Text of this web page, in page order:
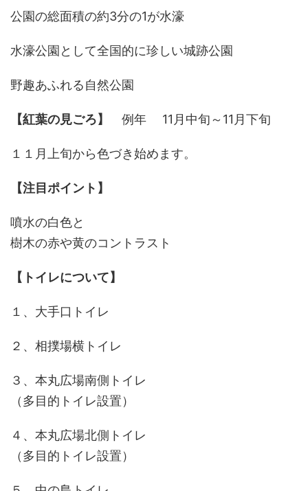
公園の総面積の約3分の1が水濠
水濠公園として全国的に珍しい城跡公園
野趣あふれる自然公園
【紅葉の見ごろ】 例年 11月中旬～11月下旬
１１月上旬から色づき始めます。
【注目ポイント】
噴水の白色と
樹木の赤や黄のコントラスト
【トイレについて】
１、大手口トイレ
２、相撲場横トイレ
３、本丸広場南側トイレ
（多目的トイレ設置）
４、本丸広場北側トイレ
（多目的トイレ設置）